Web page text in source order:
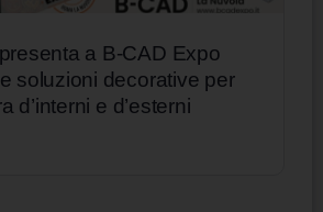
a B-CAD Expo
soluzioni decorative per
d’interni e d’esterni